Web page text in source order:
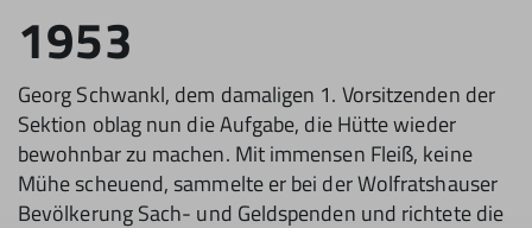
1953
Georg Schwankl, dem damaligen 1. Vorsitzenden der
Sektion oblag nun die Aufgabe, die Hütte wieder
bewohnbar zu machen. Mit immensen Fleiß, keine
Mühe scheuend, sammelte er bei der Wolfratshauser
Bevölkerung Sach- und Geldspenden und richtete die